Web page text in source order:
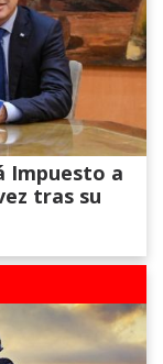
Impuesto a
tras su